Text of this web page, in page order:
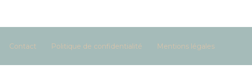
Contact Politique de confidentialité Mentions légales